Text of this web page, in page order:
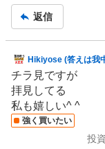
返信
掲
示
板
記
事
Hikiyose (答えは我
チラ見ですが
拝見してる
私も嬉しい^ ^
強く買いたい
投